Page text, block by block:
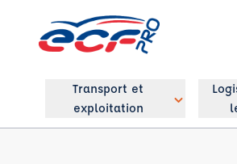
Transport et
exploitation